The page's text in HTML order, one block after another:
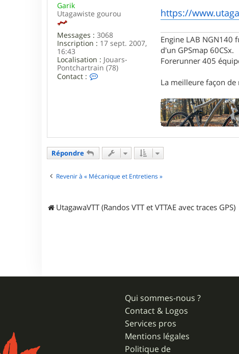
Garik
Utagawiste gourou
Messages : 3068
Inscription : 17 sept. 2007,
16:43
Localisation : Jouars-
Pontchartrain (78)
Contact :
r
G
a
i
k
https://
Engine LAB NGN140
d'un GPSmap 60CSx.
Forerunner 405
La meilleure façon
Répondre
Revenir à « Mécanique et Entretiens »
UtagawaVTT (Randos VTT et VTTAE avec traces GPS)
Qui sommes-nous ?
Contact & Logos
Services pros
Mentions légales
Politique de